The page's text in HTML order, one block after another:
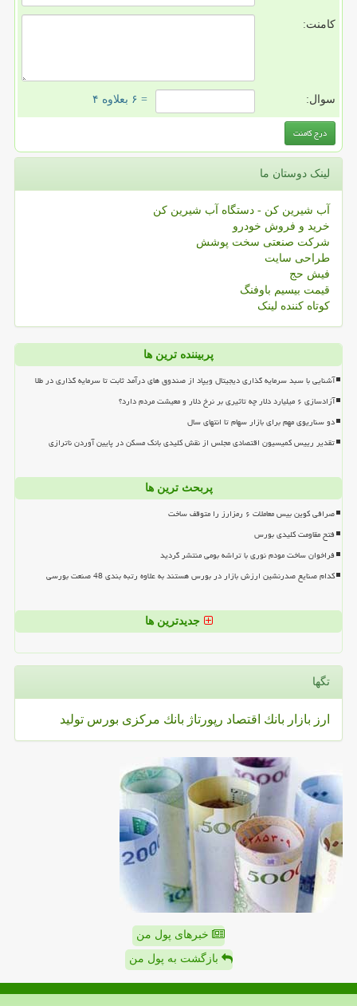
کامنت:
سوال: = ۶ بعلاوه ۴
لینک دوستان ما
آب شیرین کن - دستگاه آب شیرین کن
خرید و فروش خودرو
شرکت صنعتی سخت پوشش
طراحی سایت
فیش حج
قیمت بیسیم باوفنگ
کوتاه کننده لینک
پربیننده ترین ها
آشنایی با سبد سرمایه گذاری دیجیتال ویپاد از صندوق های درآمد ثابت تا سرمایه گذاری در طلا
آزادسازی ۶ میلیارد دلار چه تاثیری بر نرخ دلار و معیشت مردم دارد؟
دو سناریوی مهم برای بازار سهام تا انتهای سال
تقدیر رییس کمیسیون اقتصادی مجلس از نقش کلیدی بانک مسکن در پایین آوردن ناترازی
پربحث ترین ها
صرافی کوین بیس معاملات ۶ رمزارز را متوقف ساخت
فتح مقاومت کلیدی بورس
فراخوان ساخت مودم نوری با تراشه بومی منتشر گردید
کدام صنایع صدرنشین ارزش بازار در بورس هستند به علاوه رتبه بندی 48 صنعت بورسی
جدیدترین ها
تگها
ارز بازار بانك اقتصاد رپورتاژ بانك مركزی بورس تولید
خبرهای پول من
بازگشت به پول من